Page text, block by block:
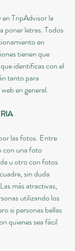
TripAdvisor la
poner letras. Todos
en
tienen que
identificas con el
tanto para
en general.
las fotos. Entre
con una foto
u otro con fotos
sin duda
más atractivas,
utilizando los
si personas bellas
quienes sea fácil